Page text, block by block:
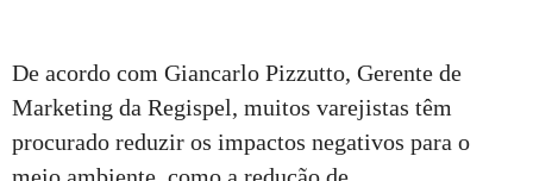
De acordo com Giancarlo Pizzutto, Gerente de
Marketing da Regispel, muitos varejistas têm
procurado reduzir os impactos negativos para o